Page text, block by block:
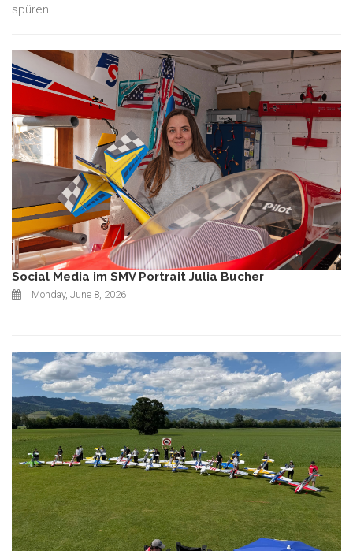
spüren.
Social Media im SMV Portrait Julia Bucher
Monday, June 8, 2026